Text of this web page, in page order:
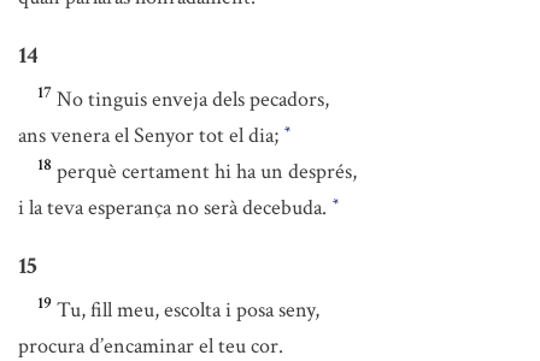
14
17 No tinguis enveja dels pecadors,
ans venera el Senyor tot el dia; *
18 perquè certament hi ha un després,
i la teva esperança no serà decebuda. *
15
19 Tu, fill meu, escolta i posa seny,
procura d’encaminar el teu cor.